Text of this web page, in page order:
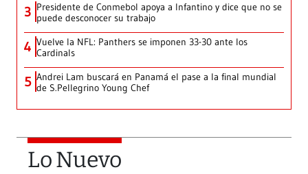
3 Presidente de Conmebol apoya a Infantino y dice que no se
puede desconocer su trabajo
4 Vuelve la NFL: Panthers se imponen 33-30 ante los
Cardinals
5 Andrei Lam buscará en Panamá el pase a la final mundial
de S.Pellegrino Young Chef
Lo Nuevo